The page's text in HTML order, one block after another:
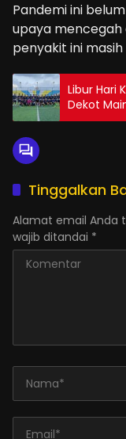
Pandemi ini
upaya
penyakit ini
Libur Hari
Dekot
Tinggalkan
Alamat email Anda
wajib ditandai *